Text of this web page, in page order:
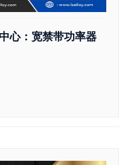
心：宽禁带功率器